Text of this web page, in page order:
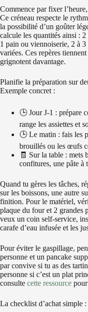
Commence par fixer
Ce créneau respecte le
la possibilité d’un goûter
calcule les quantités ainsi : 2
1 pain ou viennoiserie, 2 à
variées. Ces repères
grignotent davantage.
Planifie la préparation sur
Exemple concret :
🕒 Jour J-1 : prépare
range les assiettes et
🕒 Le matin : fais les
brouillés ou les œufs
🧾 Sur la table : mets
confitures, une pâte à
Quand tu gères les tâches,
sur les boissons, une autre
finition. Pour le matériel,
plaque du four et 2 grandes
veux un coin self-service,
carafe d’eau infusée et les
Pour éviter le gaspillage,
personne et un pancake
par convive si tu as des
personne si c’est un plat
consulte cette ressource
La checklist d’achat simple :